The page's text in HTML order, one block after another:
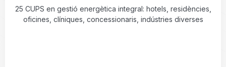
25 CUPS en gestió energètica integral: hotels, residències,
oficines, clíniques, concessionaris, indústries diverses